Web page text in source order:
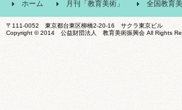
ホーム 月刊「教育美術」 全国教育
〒111-0052 東京都台東区柳橋2-20-16 サクラ東京ビル
Copyright © 2014 公益財団法人 教育美術振興会 All Rights